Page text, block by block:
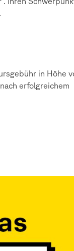
in Höhe
erfolgreichem